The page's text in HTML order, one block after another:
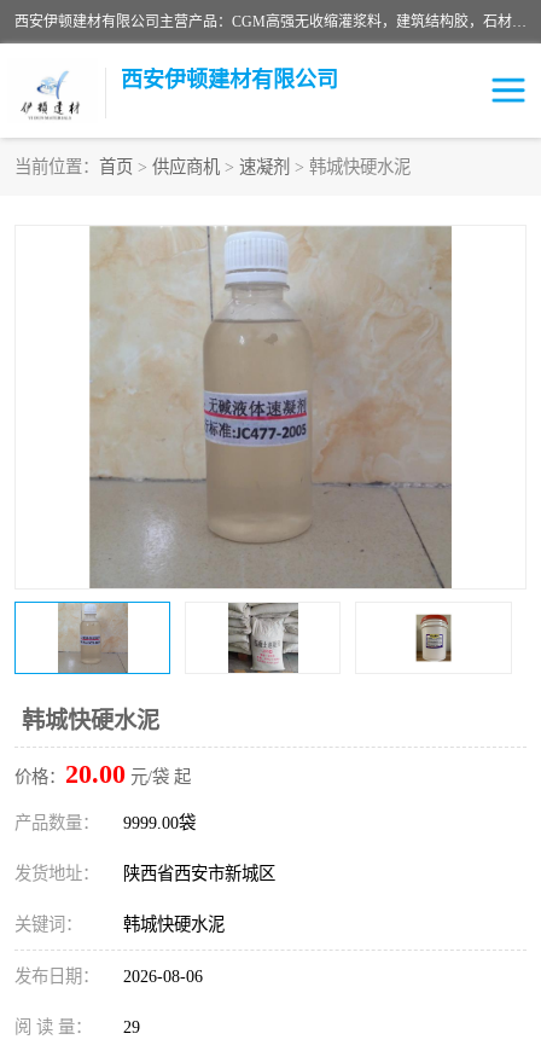
西安伊顿建材有限公司主营产品：CGM高强无收缩灌浆料，建筑结构胶，石材粘合剂，柔性防水材料，环氧修补砂浆等在各个行业得到了客户认可。
西安伊顿建材有限公司
当前位置： 首页 > 供应商机 > 速凝剂 > 韩城快硬水泥
韩城快硬水泥
价格： 20.00 元/袋 起
产品数量： 9999.00袋
发货地址： 陕西省西安市新城区
关键词： 韩城快硬水泥
发布日期： 2026-08-06
阅 读 量： 29
环氧砂浆 修补砂浆
自流平水泥 水泥路面修补材料
瓷砖粘合剂 沥青冷补料
速凝剂
桥梁伸缩缝快速修补料 防静电不发火砂浆
碳布胶 加固砂浆
融雪剂